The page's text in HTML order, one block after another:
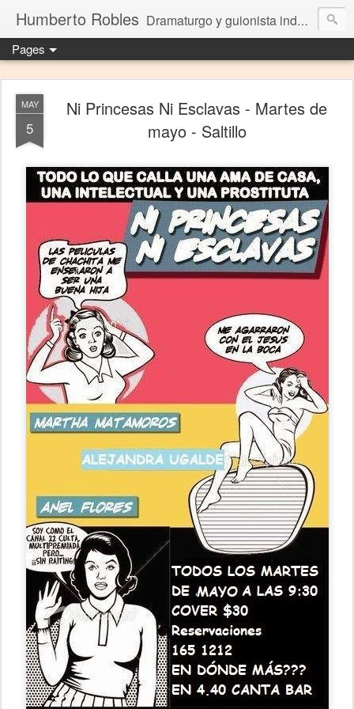
Humberto Robles Dramaturgo y guionista independiente
Pages
MAY
5
Ni Princesas Ni Esclavas - Martes de
mayo - Saltillo